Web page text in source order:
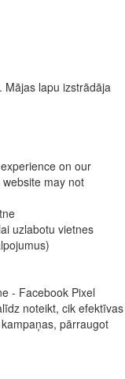
lapu izstrādāja
on our
may not
uzlabotu vietnes
- Facebook Pixel
noteikt, cik efektīvas
pārraugot